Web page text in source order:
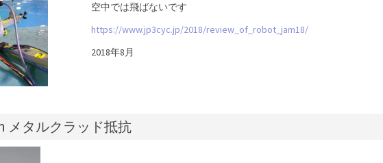
空中では飛ばないです
https://www.jp3cyc.jp/2018/review_of_robot_jam18/
2018年8月
メタルクラッド抵抗